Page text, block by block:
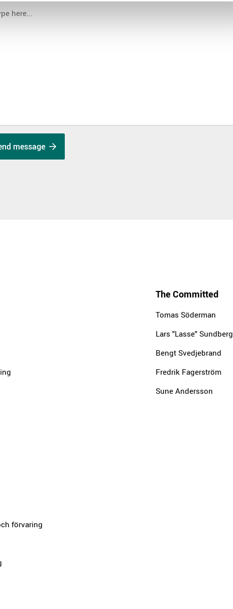
message
förvaring
The Committed
Tomas Söderman
Lars "Lasse" Sundberg
Bengt Svedjebrand
Fredrik Fagerström
Sune Andersson